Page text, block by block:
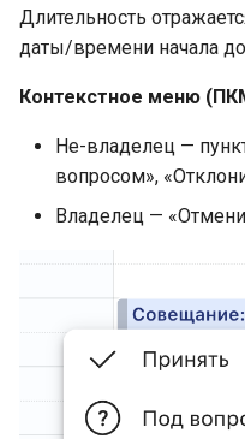
Длительность
даты/времени начала
Контекстное меню
Не-владелец —
вопросом»,
Владелец —